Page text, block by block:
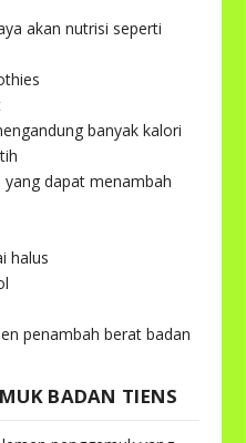
akan nutrisi seperti
banyak kalori
dapat menambah
halus
penambah berat badan
BADAN TIENS